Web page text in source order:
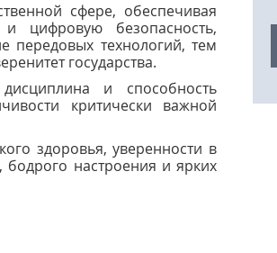
сфере, обеспечивая
и цифровую безопасность,
передовых технологий, тем
государства.
и способность
критически важной
здоровья, уверенности в
настроения и ярких